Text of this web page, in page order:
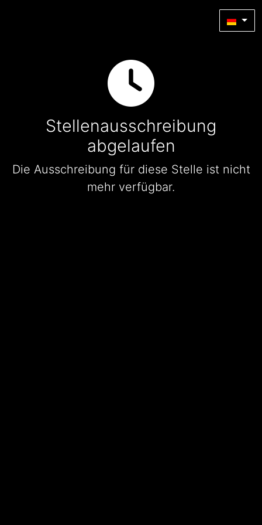
Stellenausschreibung
abgelaufen
Die Ausschreibung für diese Stelle ist nicht
mehr verfügbar.